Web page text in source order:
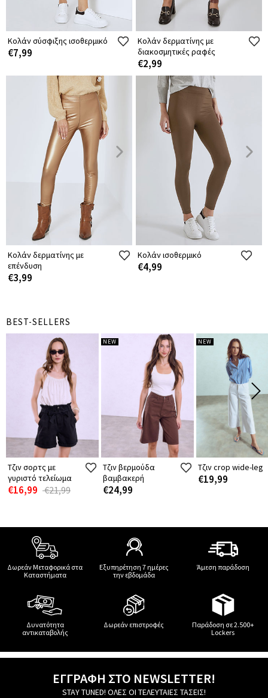
Κολάν σύσφιξης ισοθερμικό
€7,99
Κολάν δερματίνης με
διακοσμητικές ραφές
€2,99
Κολάν δερματίνης με
επένδυση
€3,99
Κολάν ισοθερμικό
€4,99
BEST-SELLERS
Τζιν σορτς με
γυριστό τελείωμα
€16,99 €21,99
NEW
Τζιν βερμούδα
βαμβακερή
€24,99
NEW
Τζιν crop wide-leg
€19,99
Δωρεάν Μεταφορικά στα
Καταστήματα
Εξυπηρέτηση 7 ημέρες
την εβδομάδα
Άμεση παράδοση
Δυνατότητα
αντικαταβολής
Δωρεάν επιστροφές
Παράδοση σε 2.500+
Lockers
ΕΓΓΡΑΦΗ ΣΤΟ NEWSLETTER!
STAY TUNED! ΟΛΕΣ ΟΙ ΤΕΛΕΥΤΑΙΕΣ ΤΑΣΕΙΣ!